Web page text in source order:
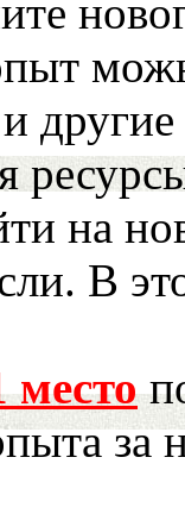
на
В
место
за